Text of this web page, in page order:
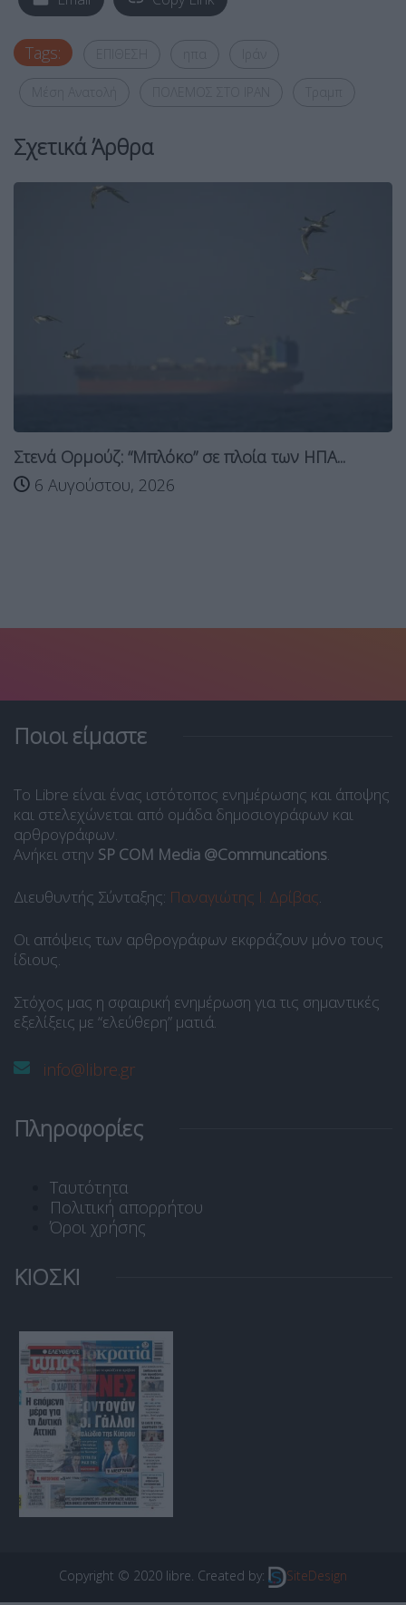
Tags:
Σχετικά Άρθρα
Στενά Ορμούζ: “Μπλόκο” σε πλοία των ΗΠΑ...
6 Αυγούστου, 2026
Ποιοι είμαστε
Το Libre είναι ένας ιστότοπος ενημέρωσης και άποψης
και στελεχώνεται από ομάδα δημοσιογράφων και
αρθρογράφων.
Ανήκει στην SP COM Media @Communcations.
Διευθυντής Σύνταξης: Παναγιώτης Ι. Δρίβας.
Οι απόψεις των αρθρογράφων εκφράζουν μόνο τους
ίδιους.
Στόχος μας η σφαιρική ενημέρωση για τις σημαντικές
εξελίξεις με “ελεύθερη” ματιά.
info@libre.gr
Πληροφορίες
Ταυτότητα
Πολιτική απορρήτου
Όροι χρήσης
ΚΙΟΣΚΙ
Copyright © 2020 libre. Created by: SiteDesign